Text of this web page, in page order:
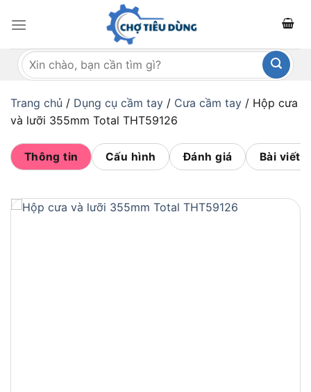
qua
dungTìm
kiếm:
Trang chủ / Dụng cụ cầm tay / Cưa cầm tay / Hộp cưa
và lưỡi 355mm Total THT59126
Thông tin Cấu hình Đánh giá Bài viết